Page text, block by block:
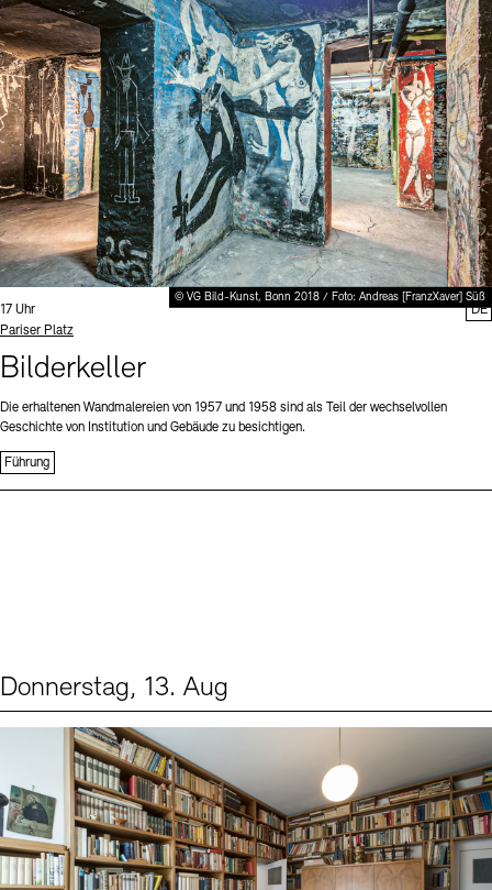
Stellenangebote Newsletter Presse
Nachhaltigkeit Kontakt
Digitale Sammlungen Exil-Archive
© VG Bild-Kunst, Bonn 2018 / Foto: Andreas [FranzXaver] Süß
Uhrzeit:
17 Uhr
Standort
Pariser Platz
Bilderkeller
Die erhaltenen Wandmalereien von 1957 und 1958 sind als Teil der wechselvollen
Geschichte von Institution und Gebäude zu besichtigen.
Führung
DE
Donnerstag, 13. Aug